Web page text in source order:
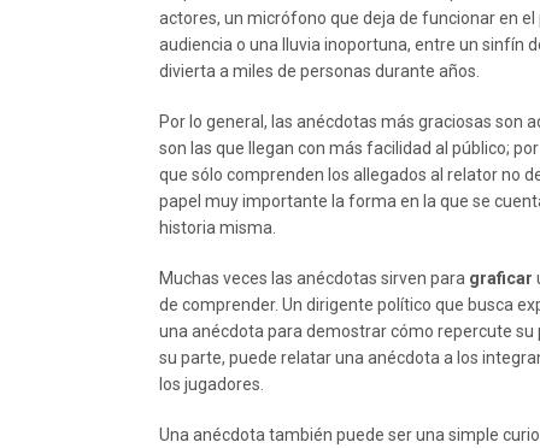
actores, un micrófono que deja de funcionar en
audiencia o una lluvia inoportuna, entre un sinfín
divierta a miles de personas durante años.
Por lo general, las anécdotas más graciosas son
son las que llegan con más facilidad al público;
que sólo comprenden los allegados al relator no
papel muy importante la forma en la que se
historia misma.
Muchas veces las anécdotas sirven para graficar
de comprender. Un dirigente político que busca
una anécdota para demostrar cómo repercute
su parte, puede relatar una anécdota a los
los jugadores.
Una anécdota también puede ser una simple